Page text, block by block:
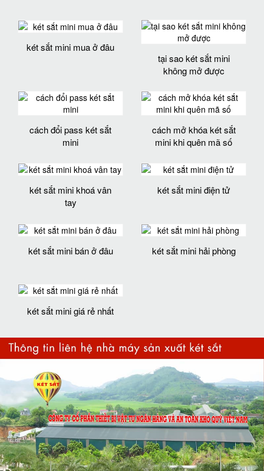
két sắt mini mua ở đâu
tại sao két sắt mini
không mở được
cách đổi pass két sắt
mini
cách mở khóa két sắt
mini khi quên mã số
két sắt mini khoá vân
tay
két sắt mini điện tử
két sắt mini bán ở đâu két sắt mini hải phòng
két sắt mini giá rẻ nhất